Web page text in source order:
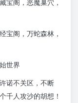
宝阁，恶魔巢穴，
宝阁，万蛇森林，
世界
诺不关区，不断
千人攻沙的胡想！